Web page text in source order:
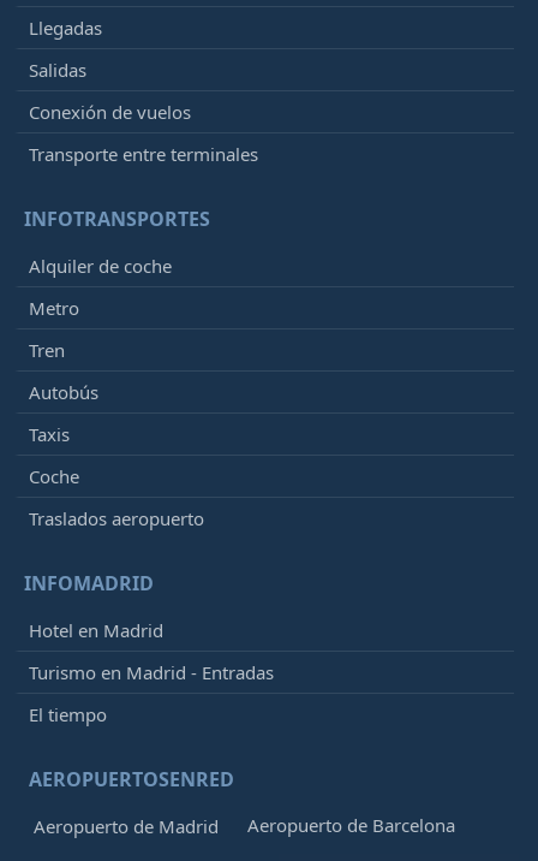
Llegadas
Salidas
Conexión de vuelos
Transporte entre terminales
INFOTRANSPORTES
Alquiler de coche
Metro
Tren
Autobús
Taxis
Coche
Traslados aeropuerto
INFOMADRID
Hotel en Madrid
Turismo en Madrid - Entradas
El tiempo
AEROPUERTOSENRED
Aeropuerto de Madrid
Aeropuerto de Barcelona